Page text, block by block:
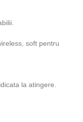
soft pentru
la atingere.